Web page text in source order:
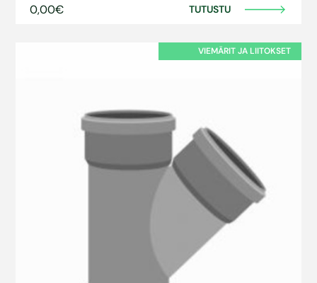
0,00€ TUTUSTU
VIEMÄRIT JA LIITOKSET